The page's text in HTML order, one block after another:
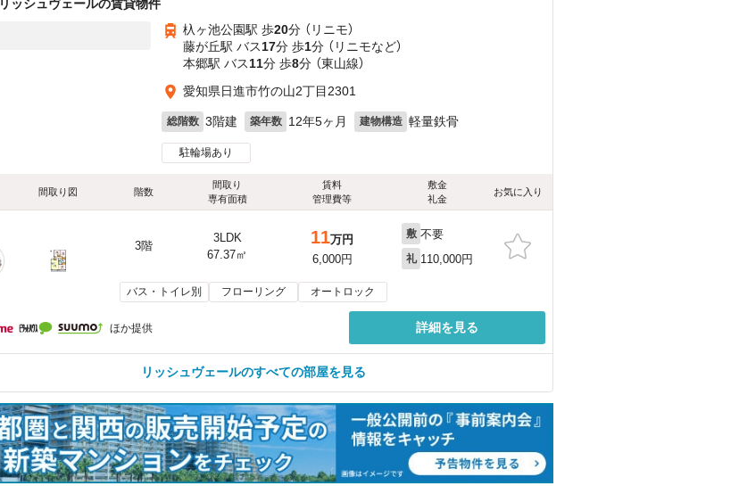
リッシュヴェールの賃貸物件
杁ヶ池公園駅 歩20分 （リニモ）
藤が丘駅 バス17分 歩1分 （リニモなど）
本郷駅 バス11分 歩8分 （東山線）
愛知県日進市竹の山2丁目2301
総階数 3階建 築年数 12年5ヶ月 建物構造 軽量鉄骨
駐輪場あり
間取り図 階数
間取り
専有面積
賃料
管理費等
敷金
礼金
お気に入り
3階
3LDK
67.37㎡
11万円
6,000円
敷 不要
礼 110,000円
バス・トイレ別 フローリング オートロック
ほか提供 詳細を見る
リッシュヴェールのすべての部屋を見る